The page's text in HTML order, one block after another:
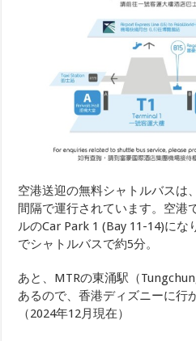
空港送迎の無料シャトルバスは
間隔で運行されています。空港
ルのCar Park 1 (Bay 11-14)にな
でシャトルバスで約5分。
あと、MTRの東涌駅（
あるので、香港ディズニーに行
（2024年12月現在）